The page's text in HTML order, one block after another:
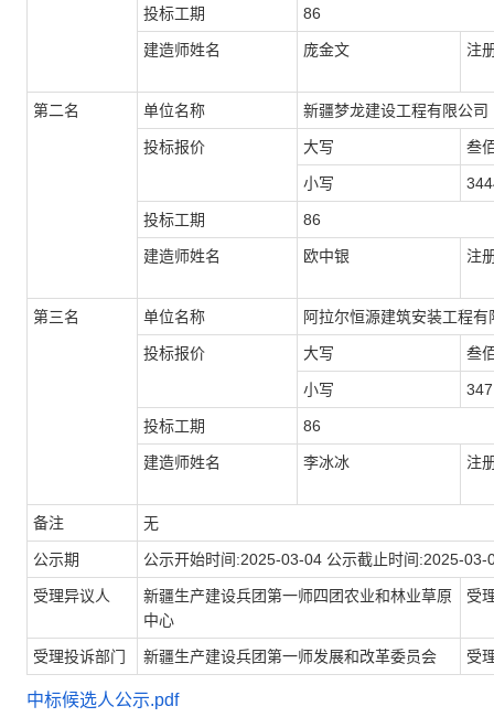
投标工期 86
建造师姓名 庞金文 注
第二名 单位名称 新疆梦龙建设工程有限公司
投标报价 大写 叁
小写
投标工期 86
建造师姓名 欧中银 注
第三名 单位名称 阿拉尔恒源建筑安装工程有
投标报价 大写 叁
小写
投标工期 86
建造师姓名 李冰冰 注
备注 无
公示期 公示开始时间:2025-03-04 公示截止时间:2025-03-
受理异议人
新疆生产建设兵团第一师四团农业和林业草原
中心
受
受理投诉部门 新疆生产建设兵团第一师发展和改革委员会 受
中标候选人公示.pdf